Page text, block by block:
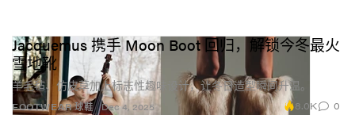
FOOTWEAR 球鞋
Jacquemus 携手 Moon Boot 回归，解锁今冬最火
雪地靴
羊毛毡、仿皮草加上标志性趣味设计，让冬日造型瞬间升温。
Dec 4, 2025 8.0K 0